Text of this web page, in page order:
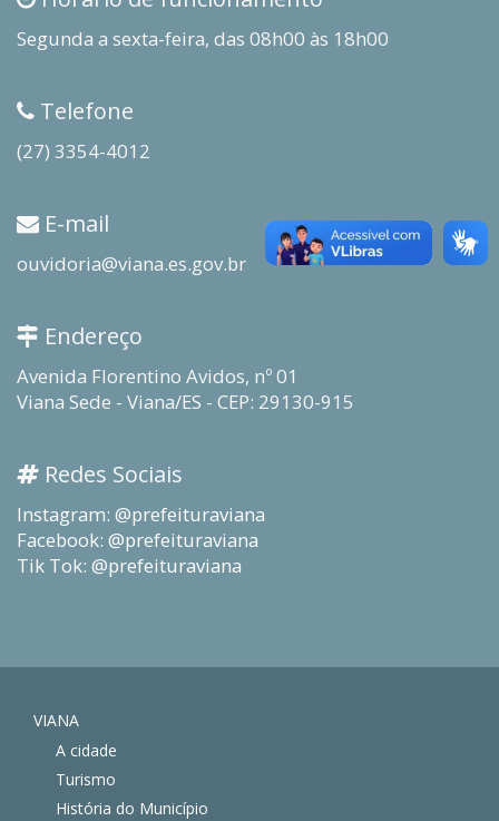
Segunda a sexta-feira, das 08h00 às 18h00
Telefone
(27) 3354-4012
E-mail
ouvidoria@viana.es.gov.br
Endereço
Avenida Florentino Avidos, nº 01
Viana Sede - Viana/ES - CEP: 29130-915
Redes Sociais
Instagram: @prefeituraviana
Facebook: @prefeituraviana
Tik Tok: @prefeituraviana
VIANA
A cidade
Turismo
História do Município